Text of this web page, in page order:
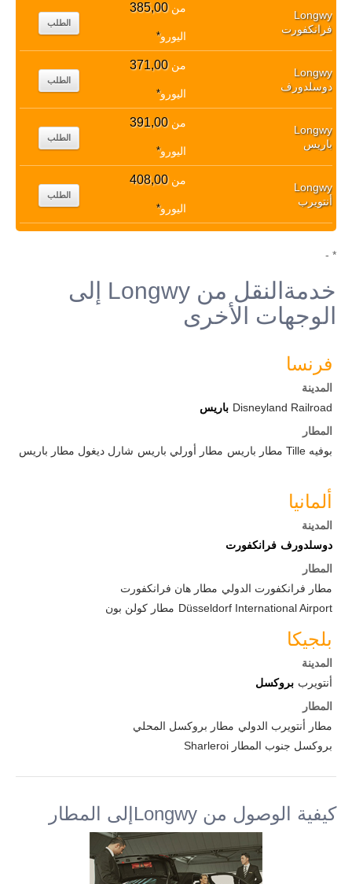
Longwy
فرانكفورت
من385,00
اليورو*
الطلب
Longwy
دوسلدورف
من371,00
اليورو*
الطلب
Longwy
باريس
من391,00
اليورو*
الطلب
Longwy
أنتويرب
من408,00
اليورو*
الطلب
* -
خدمةالنقل من Longwy إلى
الوجهات الأخرى
فرنسا
المدينة
Disneyland Railroad باريس
المطار
بوفيه Tille مطار باريس
مطار أورلي باريس شارل ديغول مطار باريس
ألمانيا
المدينة
دوسلدورف فرانكفورت
المطار
مطار فرانكفورت الدولي مطار هان فرانكفورت
Düsseldorf International Airport مطار كولن بون
بلجيكا
المدينة
أنتويرب بروكسل
المطار
مطار أنتويرب الدولي مطار بروكسل المحلي
بروكسل جنوب المطار Sharleroi
كيفية الوصول من Longwyإلى المطار